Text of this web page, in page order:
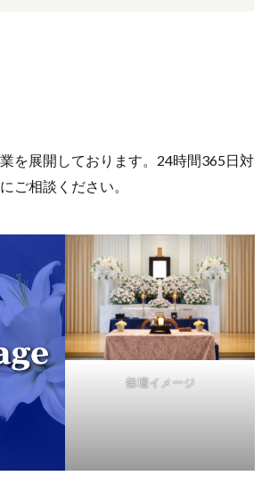
を展開しております。24時間365日対
ご相談ください。
祭壇イメージ